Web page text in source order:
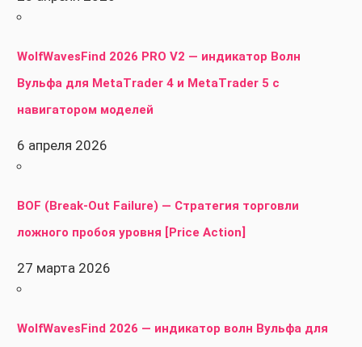
WolfWavesFind 2026 PRO V2 — индикатор Волн
Вульфа для MetaTrader 4 и MetaTrader 5 с
навигатором моделей
6 апреля 2026
BOF (Break-Out Failure) — Стратегия торговли
ложного пробоя уровня [Price Action]
27 марта 2026
WolfWavesFind 2026 — индикатор волн Вульфа для